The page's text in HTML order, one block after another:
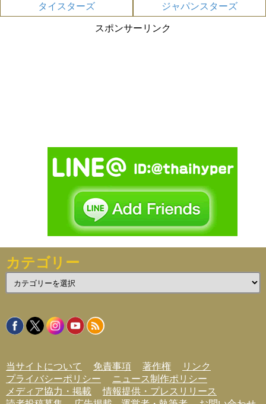
タイスターズ
ジャパンスターズ
スポンサーリンク
カテゴリー
テ
リ
ー
当サイトについて 免責事項 著作権
リンク
プライバシーポリシー
ニュース制作ポリシー
メディア協力・掲載
情報提供・プレスリリース